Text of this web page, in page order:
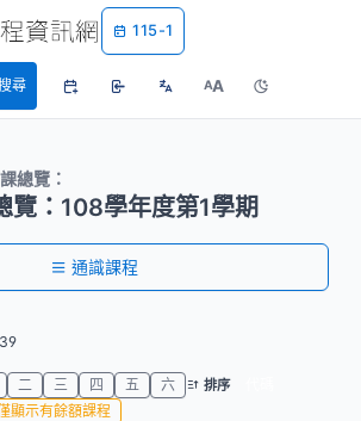
115-1
尋 AA
總覽：
覽：108學年度第1學期
通識課程
二 三 四 五 六 排序
顯示有餘額課程